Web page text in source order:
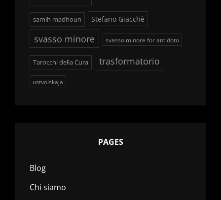
samih madhoun Stefano Giacchè
svasso minore svasso minore for antidoto
Tarocchi della Cura trasformatorio
ustvolskaja
PAGES
Blog
Chi siamo